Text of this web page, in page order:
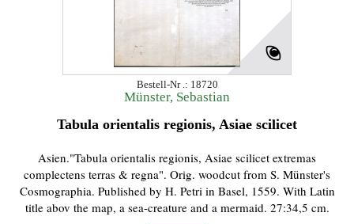
Bestell-Nr .: 18720
Münster, Sebastian
Tabula orientalis regionis, Asiae scilicet
Asien."Tabula orientalis regionis, Asiae scilicet extremas
complectens terras & regna". Orig. woodcut from S. Münster's
Cosmographia. Published by H. Petri in Basel, 1559. With Latin
title abov the map, a sea-creature and a mermaid. 27:34,5 cm.